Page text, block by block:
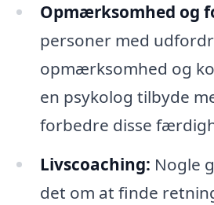
Opmærksomhed og
personer med
opmærksomhed og
en psykolog tilbyde
forbedre disse
Livscoaching: Nogle
det om at finde